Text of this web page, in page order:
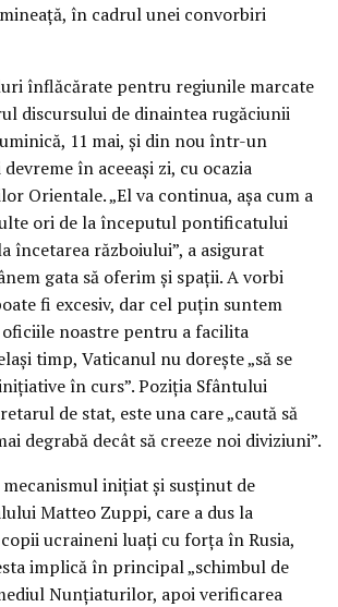
în cadrul unei convorbiri
înflăcărate pentru regiunile marcate
discursului de dinaintea rugăciunii
11 mai, și din nou într-un
în aceeași zi, cu ocazia
Orientale. „El va continua, așa cum a
ori de la începutul pontificatului
încetarea războiului”, a asigurat
gata să oferim și spații. A vorbi
fi excesiv, dar cel puțin suntem
noastre pentru a facilita
timp, Vaticanul nu dorește „să se
în curs”. Poziția Sfântului
de stat, este una care „caută să
degrabă decât să creeze noi diviziuni”.
inițiat și susținut de
Matteo Zuppi, care a dus la
ucraineni luați cu forța în Rusia,
implică în principal „schimbul de
Nunțiaturilor, apoi verificarea